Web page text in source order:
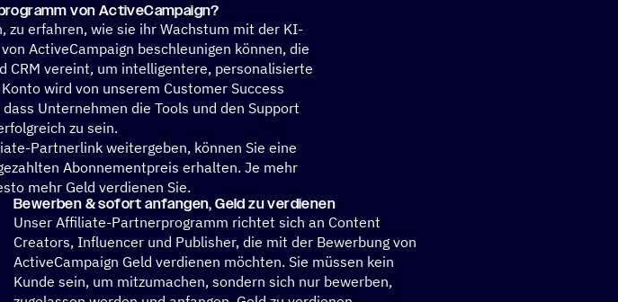
von ActiveCampaign?
zu erfahren, wie sie ihr Wachstum mit der KI-
ActiveCampaign beschleunigen können, die
CRM vereint, um intelligentere, personalisierte
wird von unserem Customer Success
Unternehmen die Tools und den Support
zu sein.
Partnerlink weitergeben, können Sie eine
Abonnementpreis erhalten. Je mehr
mehr Geld verdienen Sie.
Bewer­ben & sofort anfan­gen, Geld zu verdienen
Unser Affiliate-Partnerprogramm richtet sich an Content
Creators, Influencer und Publisher, die mit der Bewerbung von
ActiveCampaign Geld verdienen möchten. Sie müssen kein
Kunde sein, um mitzumachen, sondern sich nur bewerben,